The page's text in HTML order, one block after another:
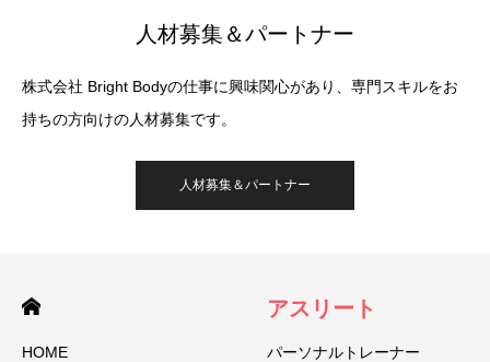
人材募集＆パートナー
株式会社 Bright Bodyの仕事に興味関心があり、専門スキルをお
持ちの方向けの人材募集です。
人材募集＆パートナー
HOME
アスリート
パーソナルトレーナー